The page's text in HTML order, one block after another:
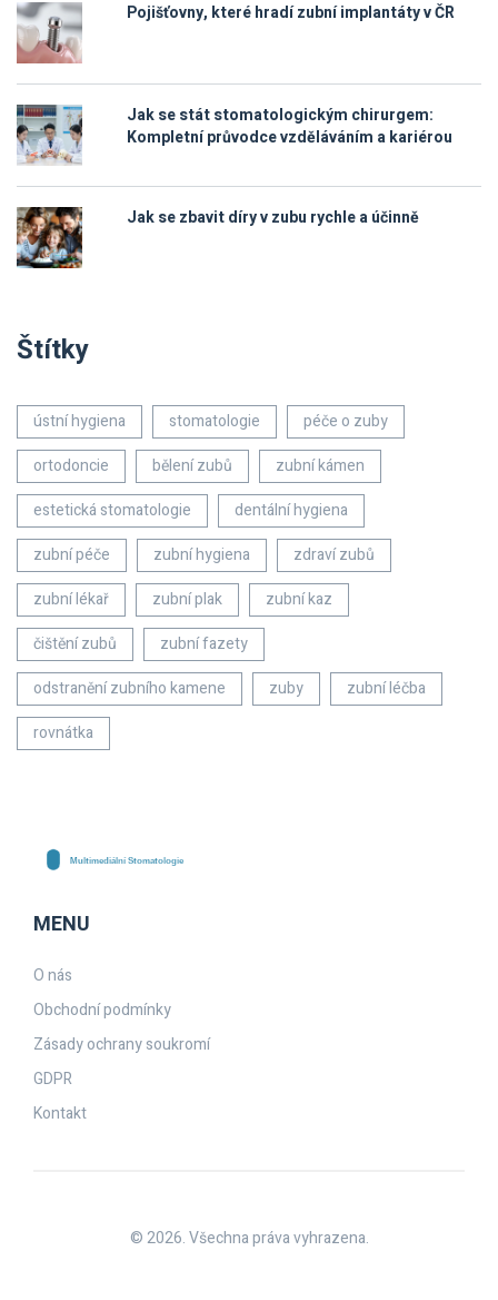
Pojišťovny, které hradí zubní implantáty v ČR
Jak se stát stomatologickým chirurgem:
Kompletní průvodce vzděláváním a kariérou
Jak se zbavit díry v zubu rychle a účinně
Štítky
ústní hygiena stomatologie
péče o zuby
ortodoncie
bělení zubů
zubní kámen
estetická stomatologie
dentální hygiena
zubní péče
zubní hygiena
zdraví zubů
zubní lékař
zubní plak
zubní kaz
čištění zubů
zubní fazety
odstranění zubního kamene
zuby
zubní léčba
rovnátka
MENU
O nás
Obchodní podmínky
Zásady ochrany soukromí
GDPR
Kontakt
© 2026. Všechna práva vyhrazena.